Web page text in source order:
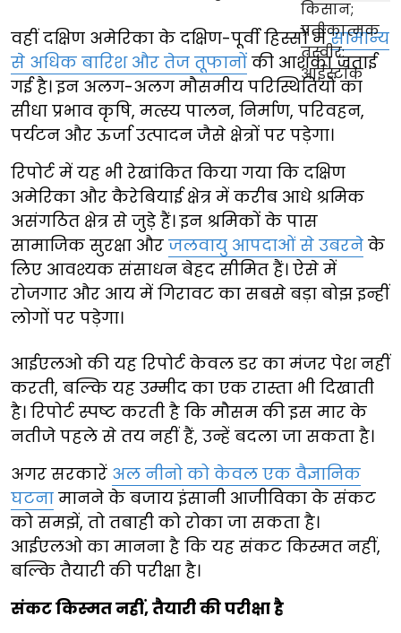
वहीं दक्षिण अमेरिका के दक्षिण-पूर्वी हिस्सों मेंसामान्य
से अधिक बारिश और तेज तूफानों की आशंका जताई
गई है। इन अलग-अलग मौसमीय परिस्थितियों का
सीधा प्रभाव कृषि, मत्स्य पालन, निर्माण, परिवहन,
पर्यटन और ऊर्जा उत्पादन जैसे क्षेत्रों पर पड़ेगा।
रिपोर्ट में यह भी रेखांकित किया गया कि दक्षिण
अमेरिका और कैरेबियाई क्षेत्र में करीब आधे श्रमिक
असंगठित क्षेत्र से जुड़े हैं। इन श्रमिकों के पास
सामाजिक सुरक्षा और जलवायु आपदाओं से उबरने के
लिए आवश्यक संसाधन बेहद सीमित हैं। ऐसे में
रोजगार और आय में गिरावट का सबसे बड़ा बोझ इन्हीं
लोगों पर पड़ेगा।
आईएलओ की यह रिपोर्ट केवल डर का मंजर पेश नहीं
करती, बल्कि यह उम्मीद का एक रास्ता भी दिखाती
है। रिपोर्ट स्पष्ट करती है कि मौसम की इस मार के
नतीजे पहले से तय नहीं हैं, उन्हें बदला जा सकता है।
अगर सरकारें अल नीनो को केवल एक वैज्ञानिक
घटना मानने के बजाय इंसानी आजीविका के संकट
को समझें, तो तबाही को रोका जा सकता है।
आईएलओ का मानना है कि यह संकट किस्मत नहीं,
बल्कि तैयारी की परीक्षा है।
संकट किस्मत नहीं, तैयारी की परीक्षा है